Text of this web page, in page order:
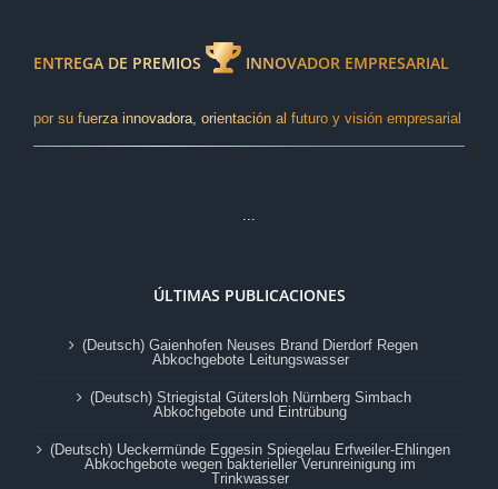
ENTREGA DE PREMIOS INNOVADOR EMPRESARIAL
por su fuerza innovadora, orientación al futuro y visión empresarial
...
ÚLTIMAS PUBLICACIONES
(Deutsch) Gaienhofen Neuses Brand Dierdorf Regen
Abkochgebote Leitungswasser
(Deutsch) Striegistal Gütersloh Nürnberg Simbach
Abkochgebote und Eintrübung
(Deutsch) Ueckermünde Eggesin Spiegelau Erfweiler-Ehlingen
Abkochgebote wegen bakterieller Verunreinigung im
Trinkwasser